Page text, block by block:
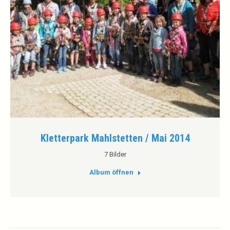
Kletterpark Mahlstetten / Mai 2014
7 Bilder
Album öffnen